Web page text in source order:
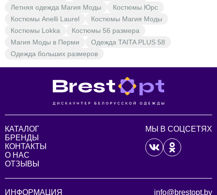
Летняя одежда Магия Моды
Костюмы Юрс
Костюмы Anelli Laurel
Костюмы Магия Моды
Костюмы Lokka
Костюмы 56 размера
Магия Моды в Перми
Одежда TAITA PLUS 58
Одежда больших размеров
КАТАЛОГ
БРЕНДЫ
КОНТАКТЫ
О НАС
ОТЗЫВЫ
МЫ В СОЦСЕТЯХ
ИНФОРМАЦИЯ info@brestopt.by